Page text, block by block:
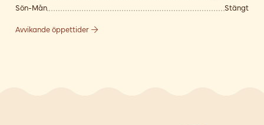
Sön-Mån
Stängt
Avvikande öppettider